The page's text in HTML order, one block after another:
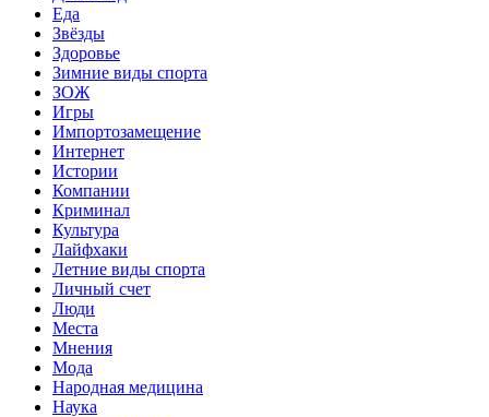
Еда
Звёзды
Здоровье
Зимние виды спорта
ЗОЖ
Игры
Импортозамещение
Интернет
Истории
Компании
Криминал
Культура
Лайфхаки
Летние виды спорта
Личный счет
Люди
Места
Мнения
Мода
Народная медицина
Наука